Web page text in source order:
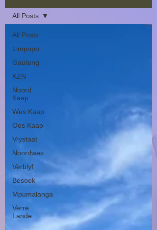
All Posts
Limpopo
Gauteng
KZN
Noord
Kaap
Wes Kaap
Oos Kaap
Vrystaat
Noordwes
Verblyf
Besoek
Mpumalanga
Verre
Lande
All Posts